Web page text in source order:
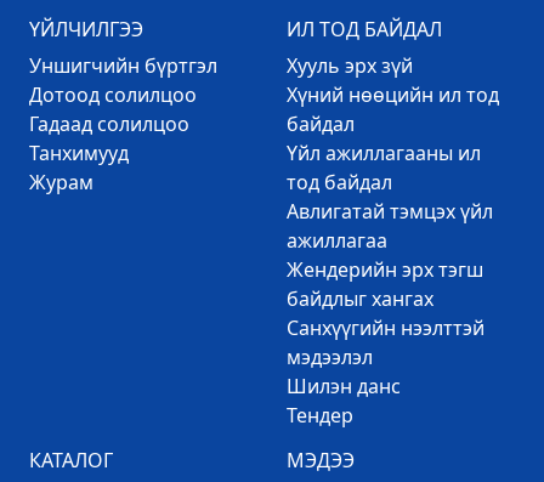
ҮЙЛЧИЛГЭЭ
Уншигчийн бүртгэл
Дотоод солилцоо
Гадаад солилцоо
Танхимууд
Журам
ИЛ ТОД БАЙДАЛ
Хууль эрх зүй
Хүний нөөцийн ил тод
байдал
Үйл ажиллагааны ил
тод байдал
Авлигатай тэмцэх үйл
ажиллагаа
Жендерийн эрх тэгш
байдлыг хангах
Санхүүгийн нээлттэй
мэдээлэл
Шилэн данс
Тендер
КАТАЛОГ
МЭДЭЭ